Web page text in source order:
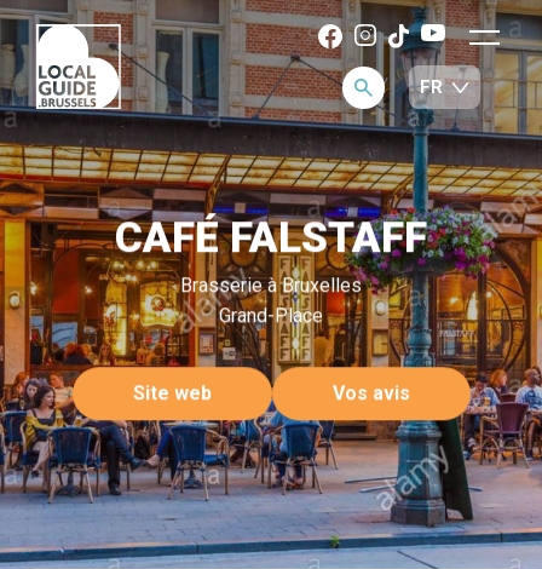
CAFÉ FALSTAFF
Brasserie à Bruxelles
Grand-Place
Site web Vos avis